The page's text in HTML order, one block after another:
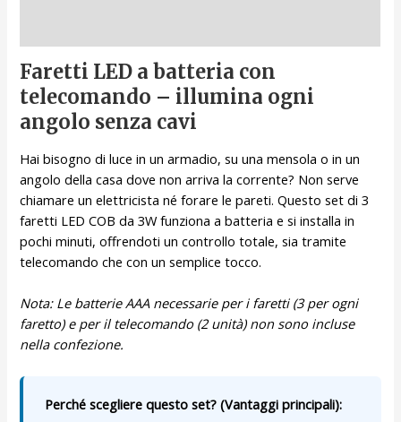
Faretti LED a batteria con
telecomando – illumina ogni
angolo senza cavi
Hai bisogno di luce in un armadio, su una mensola o in un
angolo della casa dove non arriva la corrente? Non serve
chiamare un elettricista né forare le pareti. Questo set di 3
faretti LED COB da 3W funziona a batteria e si installa in
pochi minuti, offrendoti un controllo totale, sia tramite
telecomando che con un semplice tocco.
Nota: Le batterie AAA necessarie per i faretti (3 per ogni
faretto) e per il telecomando (2 unità) non sono incluse
nella confezione.
Perché scegliere questo set? (Vantaggi principali):